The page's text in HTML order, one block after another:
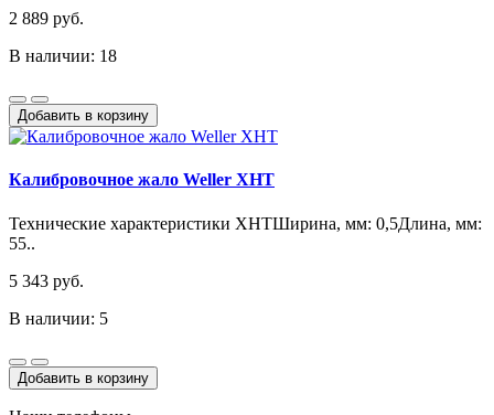
2 889 руб.
В наличии: 18
Добавить в корзину
Калибровочное жало Weller XHT
Технические характеристики XHTШирина, мм: 0,5Длина, мм:
55..
5 343 руб.
В наличии: 5
Добавить в корзину